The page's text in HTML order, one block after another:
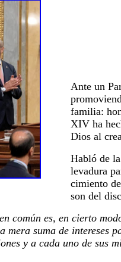
Ante un
familia:
XIV ha
Dios al
Habló de
levadura
cimiento
son del
común es, en cierto
mera suma de
y a cada uno de sus